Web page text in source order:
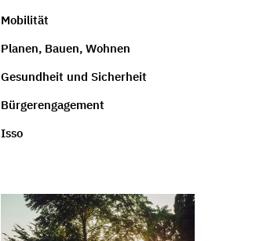
Mobilität
Planen, Bauen, Wohnen
Gesundheit und Sicherheit
Bürgerengagement
Isso